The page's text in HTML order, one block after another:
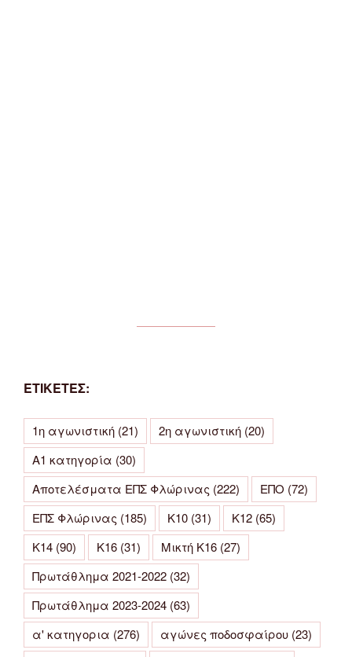
ΕΤΙΚΕΤΕΣ:
1η αγωνιστική (21) 2η αγωνιστική (20)
Α1 κατηγορία (30)
Αποτελέσματα ΕΠΣ Φλώρινας (222) ΕΠΟ (72)
ΕΠΣ Φλώρινας (185) Κ10 (31) Κ12 (65)
Κ14 (90) Κ16 (31) Μικτή Κ16 (27)
Πρωτάθλημα 2021-2022 (32)
Πρωτάθλημα 2023-2024 (63)
α' κατηγορια (276) αγώνες ποδοσφαίρου (23)